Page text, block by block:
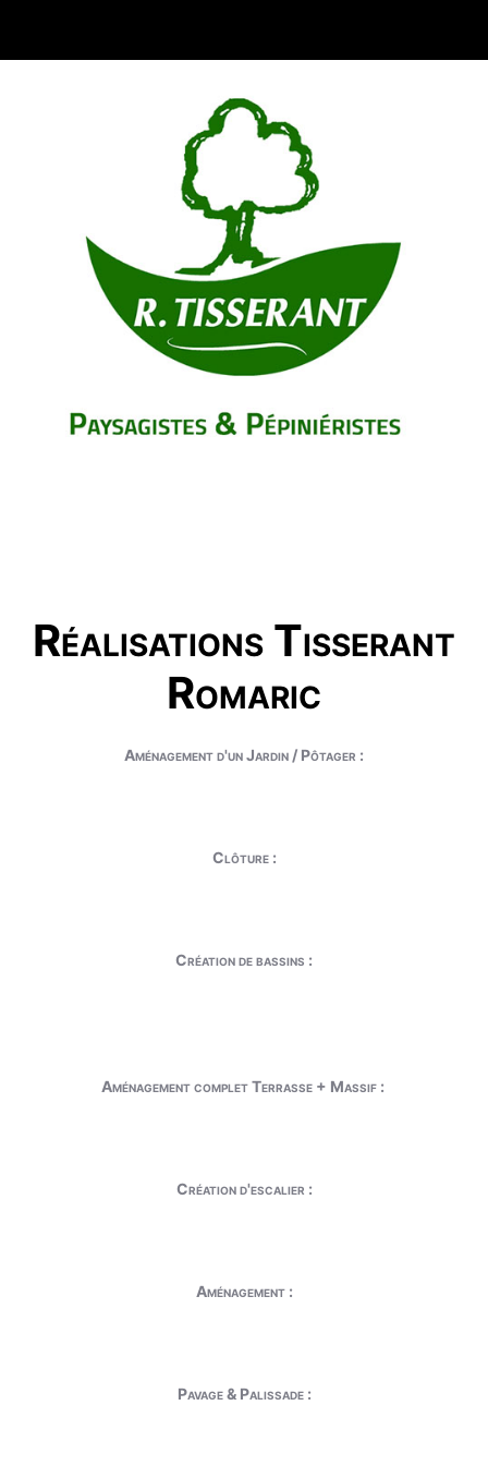
Réalisations Tisserant
Romaric
Aménagement d'un Jardin / Pôtager :
Clôture :
Création de bassins :
Aménagement complet Terrasse + Massif :
Création d'escalier :
Aménagement :
Pavage & Palissade :